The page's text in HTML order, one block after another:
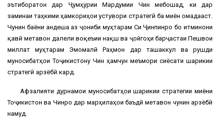
эътиборатон дар Ҷумҳурии Мардумии Чин мебошад, ки дар
заминаи таҳкими ҳамкориҳои устувори стратегӣ ба миён омадааст.
Чунин баёни андеша аз ҷониби муҳтарам Си Ҷинпинро бо итминони
қавӣ метавон далели воқеъии нақш ва ҷойгоҳи барҷастаи Пешвои
миллат муҳтарам Эмомалӣ Раҳмон дар ташаккул ва рушди
муносибатҳои Тоҷикистону Чин ҳамчун меъмори сиёсати шарикии
стратегӣ арзёбӣ кард.
Афзалияти дурнамои муносибатҳои шарикии стратегии миёни
Тоҷикистон ва Чинро дар марҳилаҳои баъдӣ метавон чунин арзёбӣ
намуд.